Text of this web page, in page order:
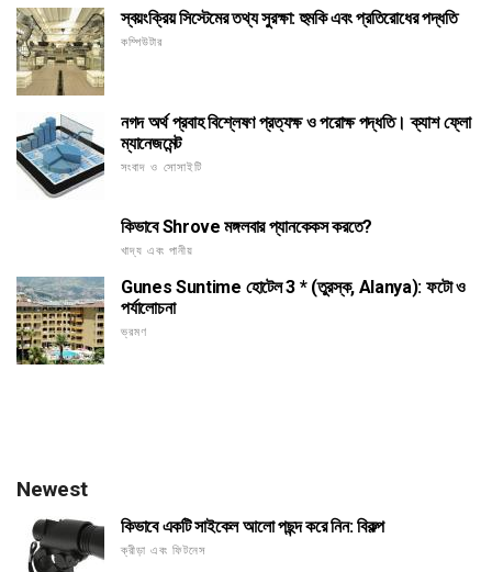
স্বয়ংক্রিয় সিস্টেমের তথ্য সুরক্ষা: হুমকি এবং প্রতিরোধের পদ্ধতি
কম্পিউটার
নগদ অর্থ প্রবাহ বিশ্লেষণ প্রত্যক্ষ ও পরোক্ষ পদ্ধতি। ক্যাশ ফ্লো
ম্যানেজমেন্ট
সংবাদ ও সোসাইটি
কিভাবে Shrove মঙ্গলবার প্যানকেকস করতে?
খাদ্য এবং পানীয়
Gunes Suntime হোটেল 3 * (তুরস্ক, Alanya): ফটো ও
পর্যালোচনা
ভ্রমণ
Newest
কিভাবে একটি সাইকেল আলো পছন্দ করে নিন: বিকল্প
ক্রীড়া এবং ফিটনেস